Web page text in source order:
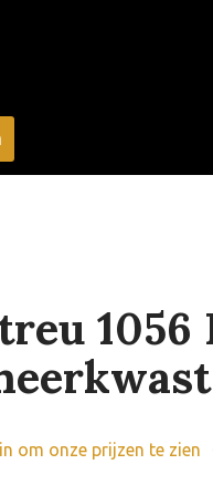
om onze prijzen te zien